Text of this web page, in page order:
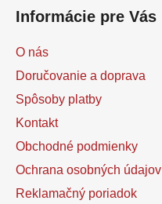
Informácie pre Vás
O nás
Doručovanie a doprava
Spôsoby platby
Kontakt
Obchodné podmienky
Ochrana osobných údajov
Reklamačný poriadok